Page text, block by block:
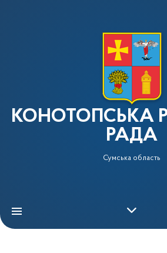
КОНОТОПСЬКА
РАДА
Сумська область